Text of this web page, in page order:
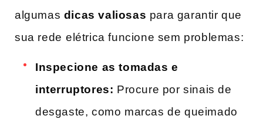
algumas dicas valiosas para garantir que ​
sua rede⁤ elétrica funcione ‌sem problemas:
Inspecione as tomadas e
interruptores: Procure por sinais de
desgaste, como marcas de ‍queimado